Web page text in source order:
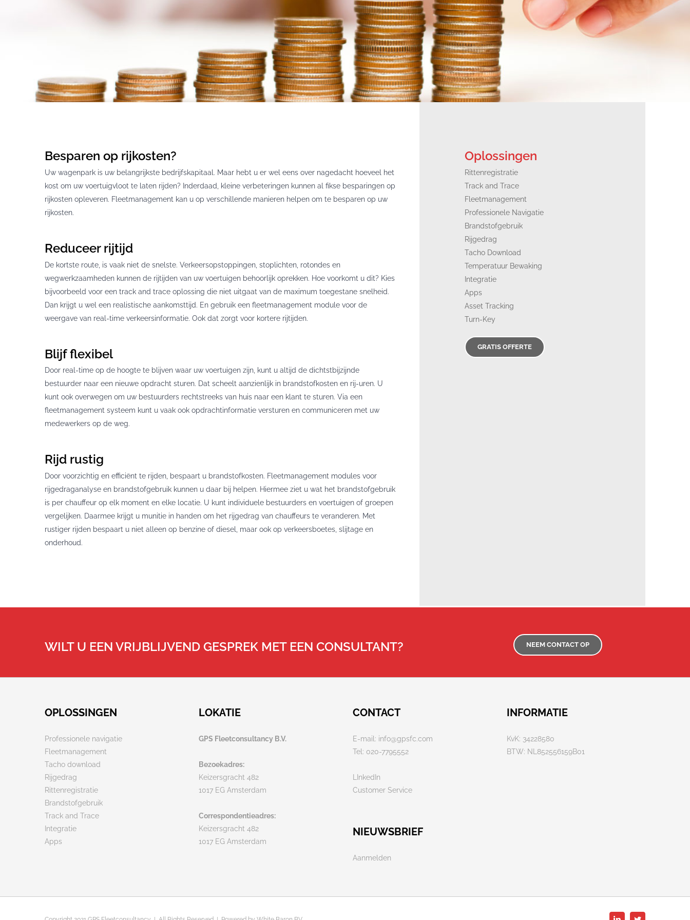
Besparen op rijkosten?
Uw wagenpark is uw belangrijkste bedrijfskapitaal. Maar hebt u er wel eens over nagedacht hoeveel het
kost om uw voertuigvloot te laten rijden? Inderdaad, kleine verbeteringen kunnen al fikse besparingen op
rijkosten opleveren. Fleetmanagement kan u op verschillende manieren helpen om te besparen op uw
rijkosten.
Reduceer rijtijd
De kortste route, is vaak niet de snelste. Verkeersopstoppingen, stoplichten, rotondes en
wegwerkzaamheden kunnen de rijtijden van uw voertuigen behoorlijk oprekken. Hoe voorkomt u dit? Kies
bijvoorbeeld voor een track and trace oplossing die niet uitgaat van de maximum toegestane snelheid.
Dan krijgt u wel een realistische aankomsttijd. En gebruik een fleetmanagement module voor de
weergave van real-time verkeersinformatie. Ook dat zorgt voor kortere rijtijden.
Blijf flexibel
Door real-time op de hoogte te blijven waar uw voertuigen zijn, kunt u altijd de dichtstbijzijnde
bestuurder naar een nieuwe opdracht sturen. Dat scheelt aanzienlijk in brandstofkosten en rij-uren. U
kunt ook overwegen om uw bestuurders rechtstreeks van huis naar een klant te sturen. Via een
fleetmanagement systeem kunt u vaak ook opdrachtinformatie versturen en communiceren met uw
medewerkers op de weg.
Rijd rustig
Door voorzichtig en efficiënt te rijden, bespaart u brandstofkosten. Fleetmanagement modules voor
rijgedraganalyse en brandstofgebruik kunnen u daar bij helpen. Hiermee ziet u wat het brandstofgebruik
is per chauffeur op elk moment en elke locatie. U kunt individuele bestuurders en voertuigen of groepen
vergelijken. Daarmee krijgt u munitie in handen om het rijgedrag van chauffeurs te veranderen. Met
rustiger rijden bespaart u niet alleen op benzine of diesel, maar ook op verkeersboetes, slijtage en
onderhoud.
oplossingen
Rittenregistratie
Track and Trace
Fleetmanagement
Professionele Navigatie
Brandstofgebruik
Rijgedrag
Tacho Download
Temperatuur Bewaking
Integratie
Apps
Asset Tracking
Turn-Key
GRATIS OFFERTE
WILT U EEN VRIJBLIJVEND GESPREK MET EEN CONSULTANT? NEEM CONTACT OP
OPLOSSINGEN
Professionele navigatie
Fleetmanagement
Tacho download
Rijgedrag
Rittenregistratie
Brandstofgebruik
Track and Trace
Integratie
Apps
LOKATIE
GPS Fleetconsultancy B.V.
Bezoekadres:
Keizersgracht 482
1017 EG Amsterdam
Correspondentieadres:
Keizersgracht 482
1017 EG Amsterdam
CONTACT
E-mail: info@gpsfc.com
Tel: 020-7795552
LInkedIn
Customer Service
NIEUWSBRIEF
Aanmelden
INFORMATIE
KvK: 34228580
BTW: NL852556159B01